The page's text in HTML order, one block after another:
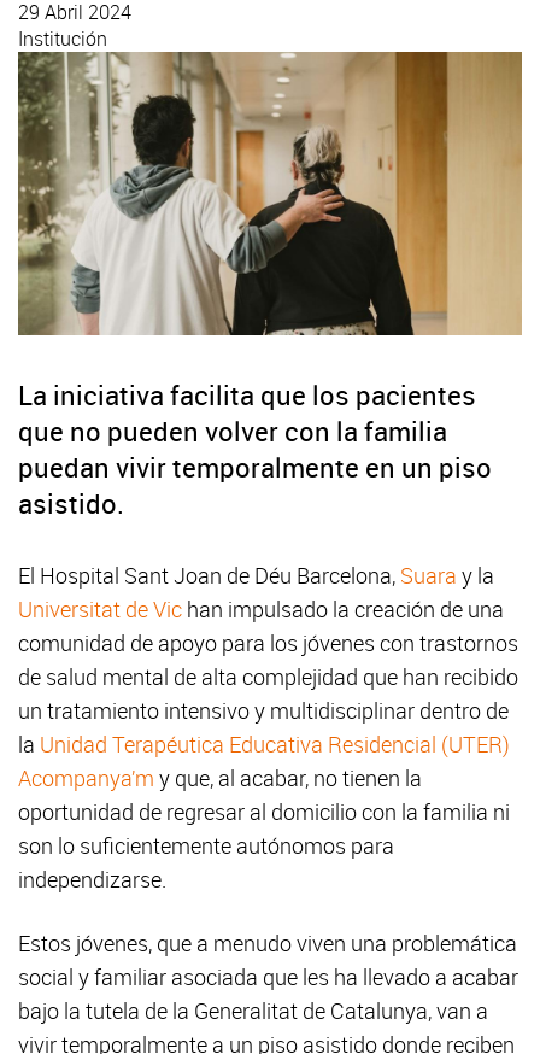
29 Abril 2024
Institución
La iniciativa facilita que los pacientes
que no pueden volver con la familia
puedan vivir temporalmente en un piso
asistido.
El Hospital Sant Joan de Déu Barcelona, Suara y la
Universitat de Vic han impulsado la creación de una
comunidad de apoyo para los jóvenes con trastornos
de salud mental de alta complejidad que han recibido
un tratamiento intensivo y multidisciplinar dentro de
la Unidad Terapéutica Educativa Residencial (UTER)
Acompanya’m y que, al acabar, no tienen la
oportunidad de regresar al domicilio con la familia ni
son lo suficientemente autónomos para
independizarse.
Estos jóvenes, que a menudo viven una problemática
social y familiar asociada que les ha llevado a acabar
bajo la tutela de la Generalitat de Catalunya, van a
vivir temporalmente a un piso asistido donde reciben